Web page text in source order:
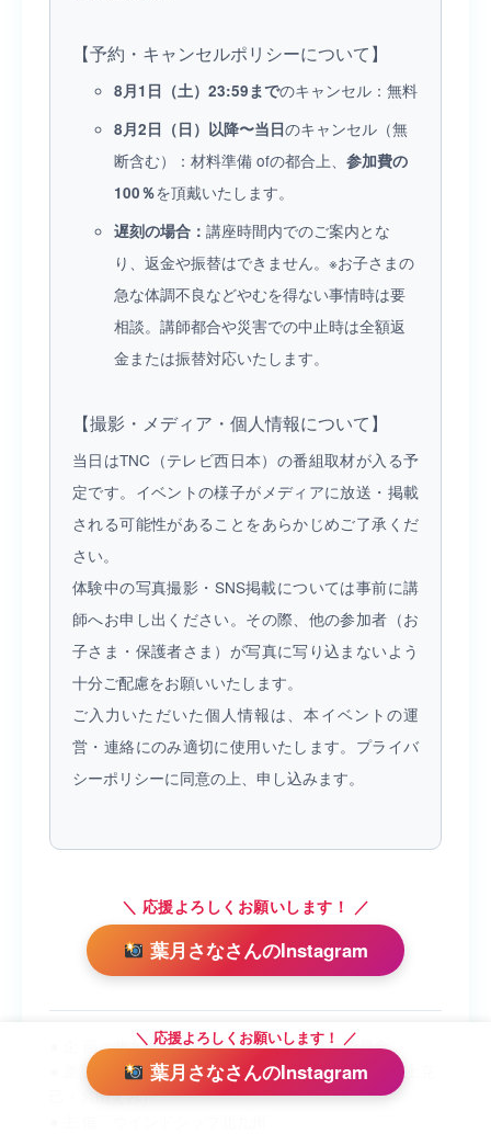
【予約・キャンセルポリシーについて】
8月1日（土）23:59までのキャンセル：無料
8月2日（日）以降〜当日のキャンセル（無
断含む）：材料準備 ofの都合上、 参加費の
100％を頂戴いたします。
遅刻の場合： 講座時間内でのご案内とな
り、返金や振替はできません。※お子さまの
急な体調不良などやむを得ない事情時は要
相談。講師都合や災害での中止時は全額返
金または振替対応いたします。
【撮影・メディア・個人情報について】
当日はTNC（テレビ西日本）の番組取材が入る予
定です。イベントの様子がメディアに放送・掲載
される可能性があることをあらかじめご了承くだ
さい。
体験中の写真撮影・SNS掲載については事前に講
師へお申し出ください。その際、他の参加者（お
子さま・保護者さま）が写真に写り込まないよう
十分ご配慮をお願いいたします。
ご入力いただいた個人情報は、本イベントの運
営・連絡にのみ適切に使用いたします。プライバ
シーポリシーに同意の上、申し込みます。
＼ 応援よろしくお願いします！ ／
葉月さなさんのInstagram
● 企 画：北九州ジュニア・マイスター実行委員会
● 運 営：北九なび・福岡お面白いお仕事図鑑（坂ノ上克
己・宮田えみ）
＼ 応援よろしくお願いします！ ／
葉月さなさんのInstagram